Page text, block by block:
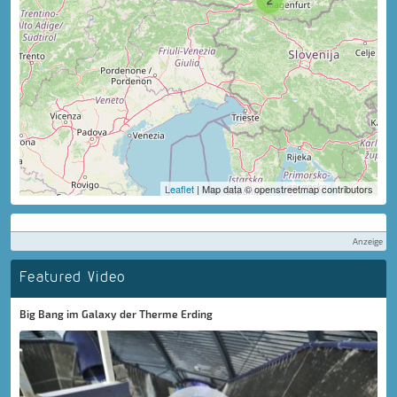
Leaflet | Map data © openstreetmap contributors
Anzeige
Featured Video
Big Bang im Galaxy der Therme Erding